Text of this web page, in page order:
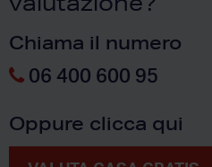
Chiama il numero
06 400 600 95
Oppure clicca qui